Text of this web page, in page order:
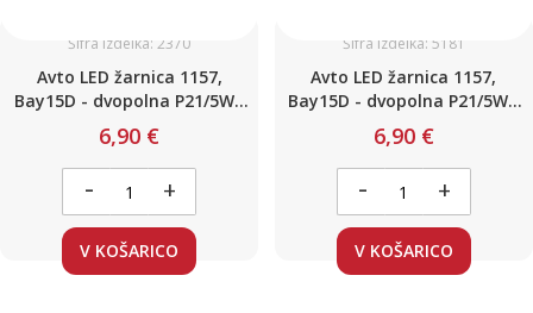
Šifra izdelka: 2370
Avto LED žarnica 1157,
Bay15D - dvopolna P21/5W /
Oranžna / 18 LED / 3W / 12V
6,90 €
- +
V KOŠARICO
Šifra izdelka: 5181
Avto LED žarnica 1157,
Bay15D - dvopolna P21/5W /
Hladno bela / 18 LED / 4,3W /
12V + stroboskopska
6,90 €
- +
V KOŠARICO